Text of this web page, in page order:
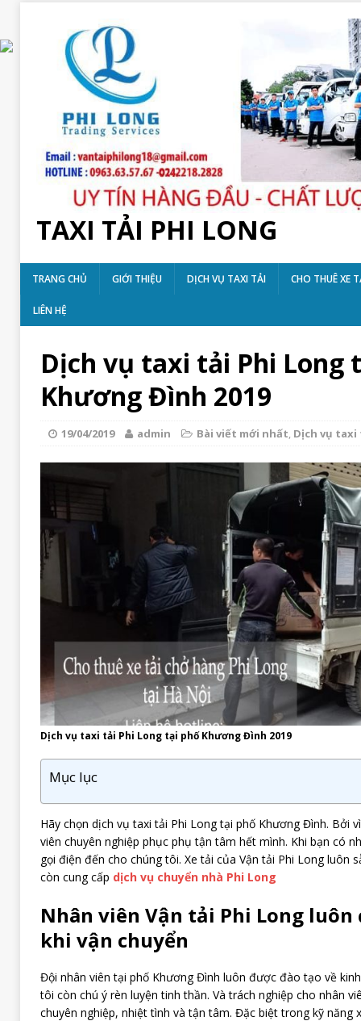
TAXI TẢI PHI LONG
TRANG CHỦ GIỚI THIỆU DỊCH VỤ TAXI TẢI CHO THUÊ XE
LIÊN HỆ
Dịch vụ taxi tải Phi Long
Khương Đình 2019
19/04/2019 admin Bài viết mới nhất, Dịch vụ taxi
Dịch vụ taxi tải Phi Long tại phố Khương Đình 2019
Mục lục
Hãy chọn dịch vụ taxi tải Phi Long tại phố Khương Đình. Bởi
viên chuyên nghiệp phục phụ tận tâm hết mình. Khi bạn có
gọi điện đến cho chúng tôi. Xe tải của Vận tải Phi Long luôn
còn cung cấp dịch vụ chuyển nhà Phi Long
Nhân viên Vận tải Phi Long luôn
khi vận chuyển
Đội nhân viên tại phố Khương Đình luôn được đào tạo về
tôi còn chú ý rèn luyện tinh thần. Và trách nghiệp cho nhân
chuyên nghiệp, nhiệt tình và tận tâm. Đặc biệt trong kỹ năng